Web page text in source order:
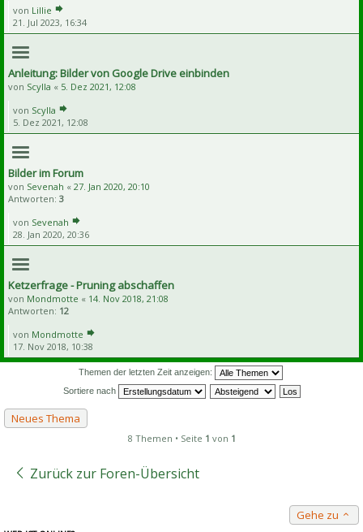
von Lillie
21. Jul 2023, 16:34
Anleitung: Bilder von Google Drive einbinden
von Scylla « 5. Dez 2021, 12:08
von Scylla
5. Dez 2021, 12:08
Bilder im Forum
von Sevenah « 27. Jan 2020, 20:10
Antworten: 3
von Sevenah
28. Jan 2020, 20:36
Ketzerfrage - Pruning abschaffen
von Mondmotte « 14. Nov 2018, 21:08
Antworten: 12
von Mondmotte
17. Nov 2018, 10:38
Themen der letzten Zeit anzeigen:
Sortiere nach
Neues Thema
8 Themen • Seite 1 von 1
Zurück zur Foren-Übersicht
Gehe zu